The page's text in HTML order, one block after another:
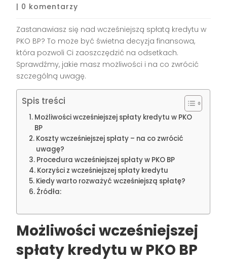
| 0 komentarzy
Zastanawiasz się nad wcześniejszą spłatą kredytu w
PKO BP? To może być świetna decyzja finansowa,
która pozwoli Ci zaoszczędzić na odsetkach.
Sprawdźmy, jakie masz możliwości i na co zwrócić
szczególną uwagę.
Spis treści
Możliwości wcześniejszej spłaty kredytu w PKO
BP
Koszty wcześniejszej spłaty – na co zwrócić
uwagę?
Procedura wcześniejszej spłaty w PKO BP
Korzyści z wcześniejszej spłaty kredytu
Kiedy warto rozważyć wcześniejszą spłatę?
Źródła:
Możliwości wcześniejszej
spłaty kredytu w PKO BP